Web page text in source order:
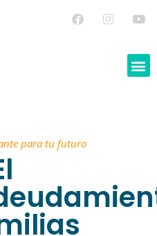
para tu futuro